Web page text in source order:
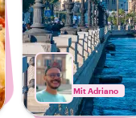
Mit Adriano